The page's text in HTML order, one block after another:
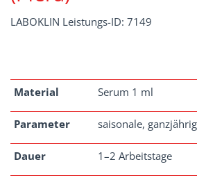
LABOKLIN Leistungs-ID: 7149
Material Serum 1 ml
Parameter saisonale,
Dauer 1–2 Arbeitstage